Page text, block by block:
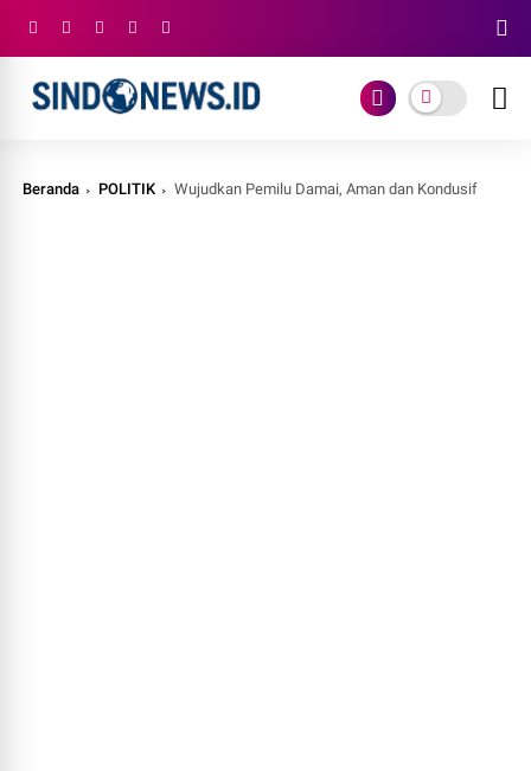
Beranda POLITIK Wujudkan Pemilu Damai, Aman dan Kondusif